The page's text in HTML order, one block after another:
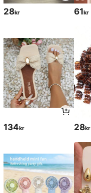
28kr 61kr
134kr 28kr